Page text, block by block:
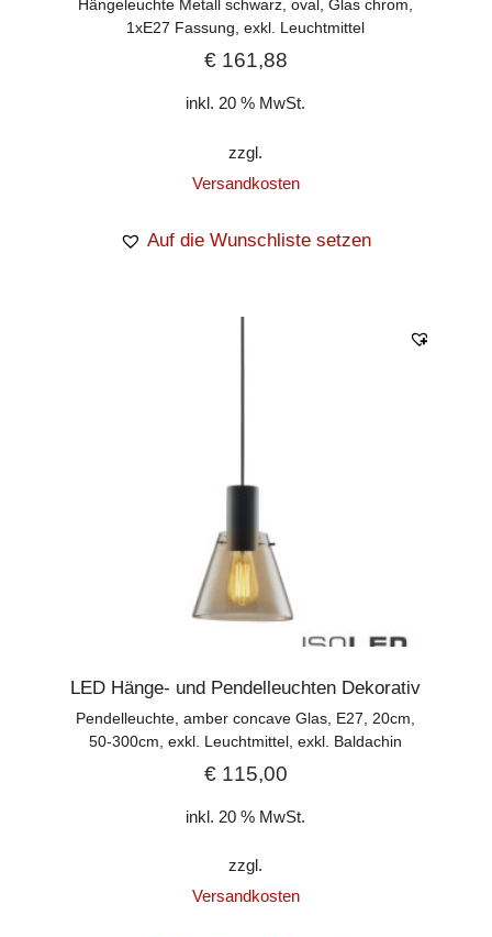
Hängeleuchte Metall schwarz, oval, Glas chrom,
1xE27 Fassung, exkl. Leuchtmittel
€161,88
inkl. 20 % MwSt.
zzgl.
Versandkosten
Auf die Wunschliste setzen
LED Hänge- und Pendelleuchten Dekorativ
Pendelleuchte, amber concave Glas, E27, 20cm,
50-300cm, exkl. Leuchtmittel, exkl. Baldachin
€115,00
inkl. 20 % MwSt.
zzgl.
Versandkosten